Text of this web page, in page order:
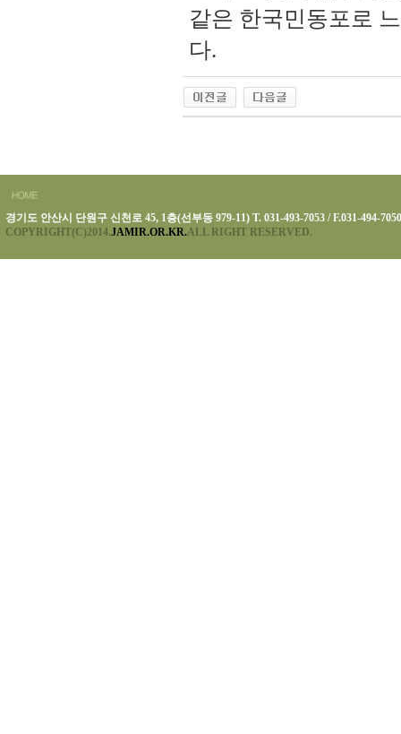
같은 한국민동포로
다.
경기도 안산시 단원구 신천로 45, 1층(선부동 979-11) T. 031-493-7053 / F.031-494-7050
COPYRIGHT(C)2014.JAMIR.OR.KR.ALL RIGHT RESERVED.